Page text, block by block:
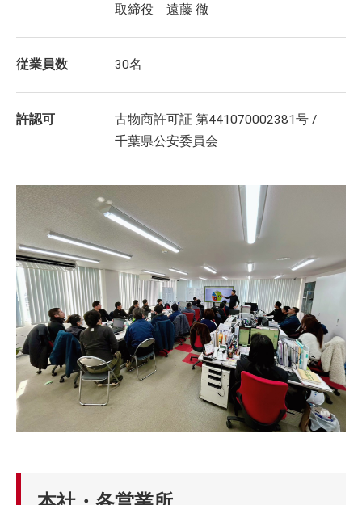
取締役 遠藤 徹
従業員数 30名
許認可
古物商許可証 第441070002381号 /
千葉県公安委員会